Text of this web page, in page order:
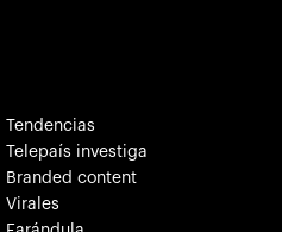
Tendencias
Telepaís investiga
Branded content
Virales